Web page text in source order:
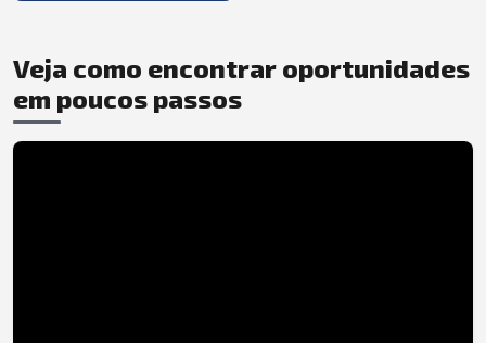
Veja como encontrar oportunidades
em poucos passos